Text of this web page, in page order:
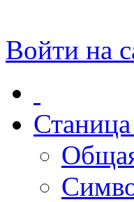
Войти на